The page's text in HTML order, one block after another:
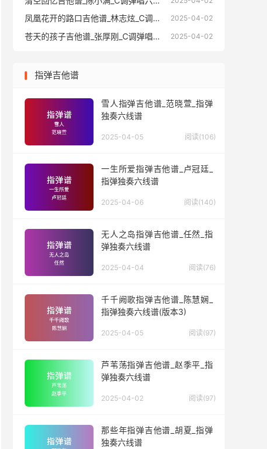
2025-04-02
凤凰花开的路口吉他谱_林志炫_C调弹唱六线谱
2025-04-02
苍天的孩子吉他谱_张厚刚_C调弹唱六线谱
指弹吉他谱
雪人指弹吉他谱_范晓萱_指弹
独奏六线谱
2025-04-05 阅读(106)
一生所爱指弹吉他谱_卢冠廷_
指弹独奏六线谱
2025-04-06 阅读(140)
无人之岛指弹吉他谱_任然_指
弹独奏六线谱
2025-04-04 阅读(76)
千千阙歌指弹吉他谱_陈慧娴_
指弹独奏六线谱(版本3)
2025-04-05 阅读(97)
芦苇荡指弹吉他谱_赵季平_指
弹独奏六线谱
2025-04-02 阅读(97)
那些年指弹吉他谱_胡夏_指弹
独奏六线谱